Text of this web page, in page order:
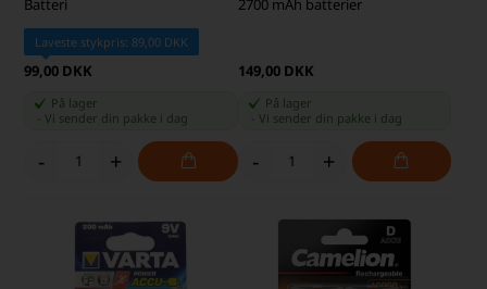
Batteri
Laveste stykpris: 89,00 DKK
99,00 DKK
På lager
-Vi sender din pakke i dag
- +
2700 mAh batterier
149,00 DKK
På lager
Vi sender din pakke i dag
- +